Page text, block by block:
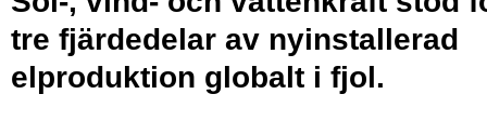
tre fjärdedelar av nyinstallerad
elproduktion globalt i fjol.